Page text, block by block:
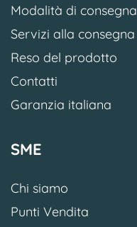
Modalità di consegna
Servizi alla consegna
Reso del prodotto
Contatti
Garanzia italiana
SME
Chi siamo
Punti Vendita